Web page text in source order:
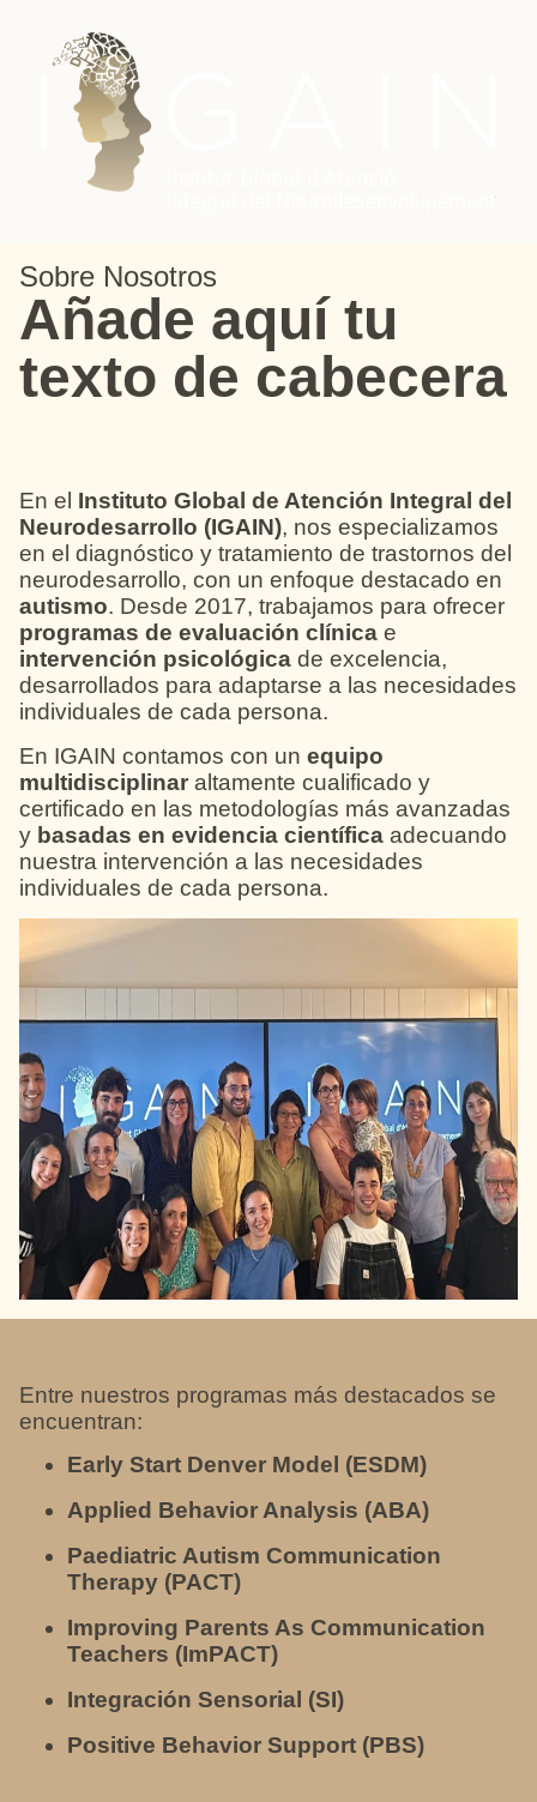
Sobre Nosotros
Añade aquí tu
texto de cabecera
En el Instituto Global de Atención Integral del
Neurodesarrollo (IGAIN), nos especializamos
en el diagnóstico y tratamiento de trastornos del
neurodesarrollo, con un enfoque destacado en
autismo. Desde 2017, trabajamos para ofrecer
programas de evaluación clínica e
intervención psicológica de excelencia,
desarrollados para adaptarse a las necesidades
individuales de cada persona.
En IGAIN contamos con un equipo
multidisciplinar altamente cualificado y
certificado en las metodologías más avanzadas
y basadas en evidencia científica adecuando
nuestra intervención a las necesidades
individuales de cada persona.
Entre nuestros programas más destacados se
encuentran:
Early Start Denver Model (ESDM)
Applied Behavior Analysis (ABA)
Paediatric Autism Communication
Therapy (PACT)
Improving Parents As Communication
Teachers (ImPACT)
Integración Sensorial (SI)
Positive Behavior Support (PBS)